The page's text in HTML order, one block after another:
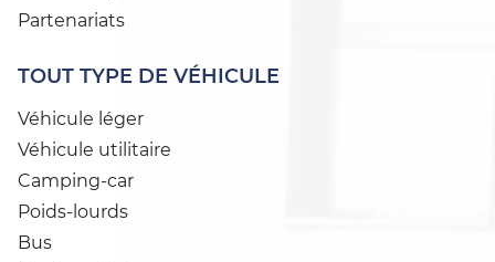
Partenariats
TOUT TYPE DE VÉHICULE
Véhicule léger
Véhicule utilitaire
Camping-car
Poids-lourds
Bus